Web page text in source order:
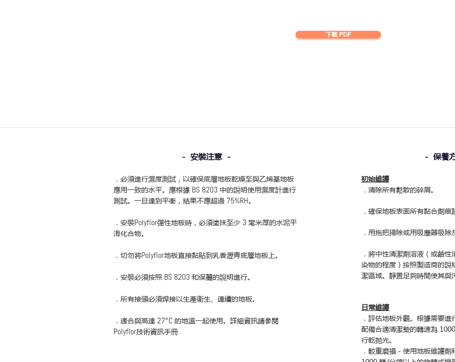
下載 PDF
- 安裝注意 -
．必須進行濕度測試，以確保底層地板乾燥至與乙烯基地板
應用一致的水平。應根據 BS 8203 中的說明使用濕度計進行
測試。一旦達到平衡，結果不應超過 75%RH。
．安裝Polyflor彈性地板時，必須塗抹至少 3 毫米厚的水泥平
滑化合物。
． 切勿將Polyflor地板直接黏貼到乳香瀝青底層地板上。
． 安裝必須按照 BS 8203 和保麗的說明進行。
． 所有接頭必須焊接以生產衛生、連續的地板。
． 適合與高達 27°C 的地溫一起使用。詳細資訊請參閱
Polyflor技術資訊手冊
- 保養
初始維護
．清除所有鬆散的碎屑。
．確保地板表面所有黏合劑痕
．用拖把掃除或用吸塵器吸除
．將中性清潔劑溶液（或鹼
染物的程度）按照製造商的
潔區域。靜置足夠時間使其與
日常維護
．評估地板外觀。根據需要
配備合適清潔墊的轉速為
行乾拋光。
．較重磨損－使用地板維護